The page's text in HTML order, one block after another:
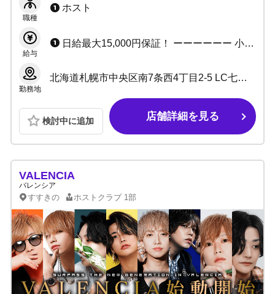
せんか？
職種
ホスト
給与
日給最大15,000円保証！ ーーーーーー 小計最大100%バック（経験者の方） 小計歩合56～91%バック (※詳しくはお気軽にお問い合わせください。） ーーーーーー ・日給日払い全額可能 ・入店祝い金あり ・給料350,000円保証 ・経験者の方、移籍金あり（応相談） ーーーーーー ▶各種賞金、手当なども充実しています！
勤務地
北海道札幌市中央区南7条西4丁目2-5 LC七番館 5F
検討中に追加 店舗詳細を見る
VALENCIA
バレンシア
すすきの ホストクラブ 1部